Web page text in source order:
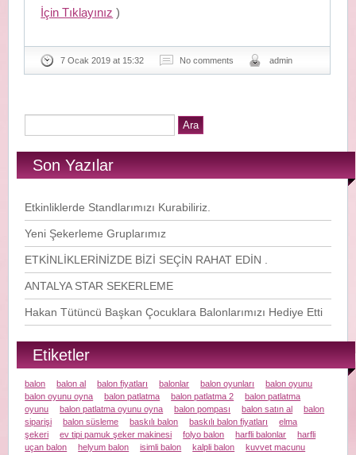
İçin Tıklayınız )
7 Ocak 2019 at 15:32 No comments admin
Son Yazılar
Etkinliklerde Standlarımızı Kurabiliriz.
Yeni Şekerleme Gruplarımız
ETKİNLİKLERİNİZDE BİZİ SEÇİN RAHAT EDİN .
ANTALYA STAR SEKERLEME
Hakan Tütüncü Başkan Çocuklara Balonlarımızı Hediye Etti
Etiketler
balon balon al balon fiyatları balonlar balon oyunları
balon oyunu
balon oyunu oyna
balon patlatma balon patlatma 2
balon patlatma
oyunu
balon patlatma oyunu oyna balon pompası balon satın al
balon
siparişi
balon süsleme baskılı balon baskılı balon fiyatları
elma
şekeri
ev tipi pamuk şeker makinesi folyo balon harfli balonlar
harfli
uçan balon
helyum balon isimli balon kalpli balon
kuvvet macunu